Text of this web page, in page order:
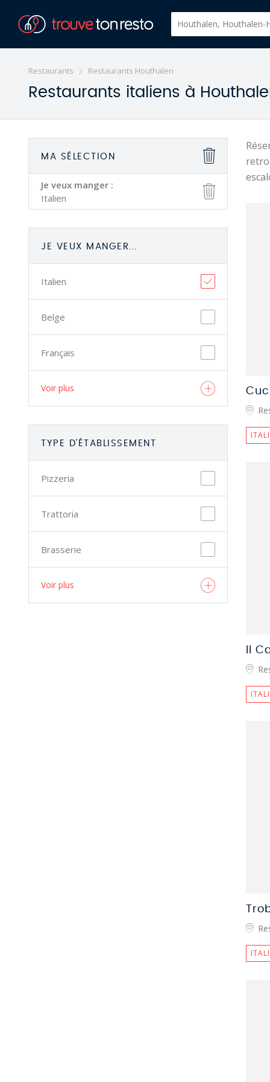
Restaurants Restaurants Houthalen
Restaurants italiens à
MA SÉLECTION
Je veux manger :
Italien
JE VEUX MANGER...
Italien
Belge
Français
Voir plus
TYPE D'ÉTABLISSEMENT
Pizzeria
Trattoria
Brasserie
Voir plus
Il